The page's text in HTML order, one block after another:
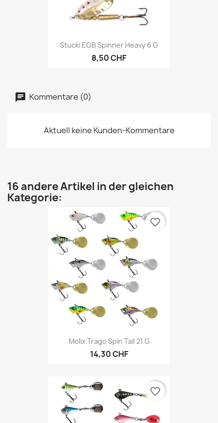
Stucki EGB Spinner Heavy 6 G
8,50 CHF
Kommentare (0)
Aktuell keine Kunden-Kommentare
16 andere Artikel in der gleichen
Kategorie:
Molix Trago Spin Tail 21 G
14,30 CHF
favorite_border
favorite_border